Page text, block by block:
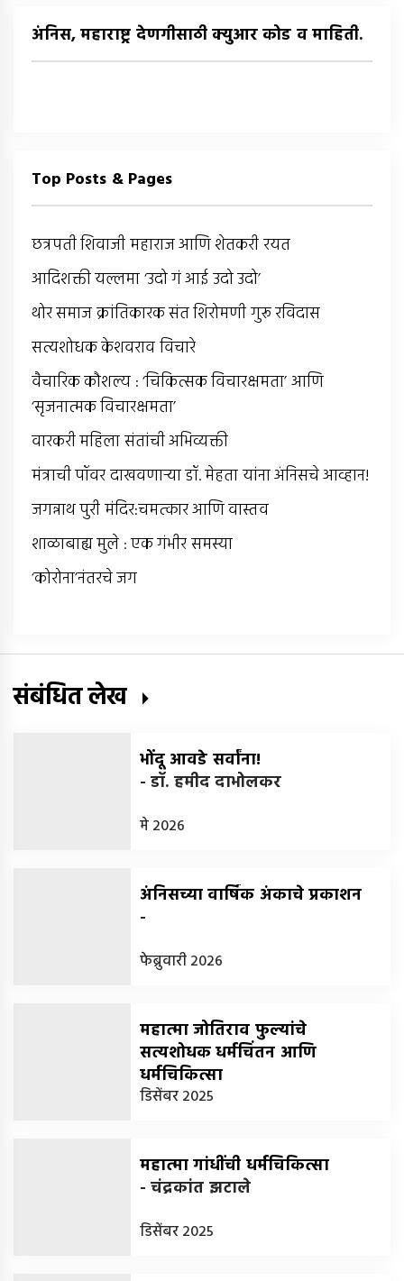
अंनिस, महाराष्ट्र देणगीसाठी क्युआर कोड व माहिती.
Top Posts & Pages
छत्रपती शिवाजी महाराज आणि शेतकरी रयत
आदिशक्ती यल्लमा ‘उदो गं आई उदो उदो’
थोर समाज क्रांतिकारक संत शिरोमणी गुरू रविदास
सत्यशोधक केशवराव विचारे
वैचारिक कौशल्य : ‘चिकित्सक विचारक्षमता’ आणि
‘सृजनात्मक विचारक्षमता’
वारकरी महिला संतांची अभिव्यक्ती
मंत्राची पॉवर दाखवणार्‍या डॉ. मेहता यांना अंनिसचे आव्हान!
जगन्नाथ पुरी मंदिर:चमत्कार आणि वास्तव
शाळाबाह्य मुले : एक गंभीर समस्या
‘कोरोना’नंतरचे जग
संबंधित लेख
भोंदू आवडे सर्वांना!
-डॉ. हमीद दाभोलकर
मे 2026
अंनिसच्या वार्षिक अंकाचे प्रकाशन
-
फेब्रुवारी 2026
महात्मा जोतिराव फुल्यांचे
सत्यशोधक धर्मचिंतन आणि
धर्मचिकित्सा
-डॉ. देवकुमार अहिरे
डिसेंबर 2025
महात्मा गांधींची धर्मचिकित्सा
-चंद्रकांत झटाले
डिसेंबर 2025